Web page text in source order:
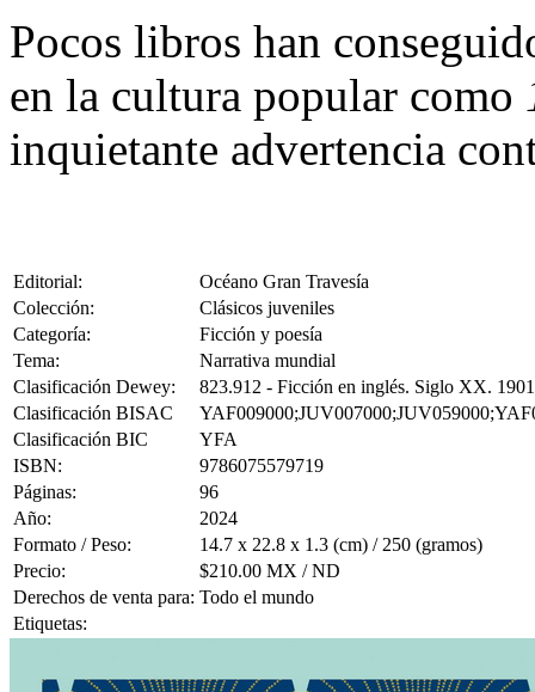
Pocos libros han
en la cultura popular como
inquietante advertencia
Editorial:
Océano Gran Travesía
Colección:
Clásicos juveniles
Categoría:
Ficción y poesía
Tema:
Narrativa mundial
Clasificación Dewey:
823.912 - Ficción en inglés. Siglo XX.
Clasificación BISAC
Clasificación BIC
YFA
ISBN:
9786075579719
Páginas:
96
Año:
2024
Formato / Peso:
14.7 x 22.8 x 1.3 (cm) / 250 (gramos)
Precio:
$210.00 MX / ND
Derechos de venta para: Todo el mundo
Etiquetas: